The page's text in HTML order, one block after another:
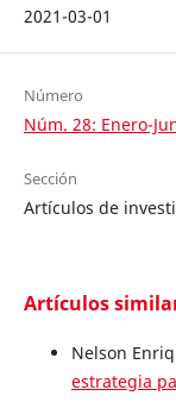
2021-03-01
Número
Núm. 28: Enero-
Sección
Artículos de
Artículos
Nelson
estrategia